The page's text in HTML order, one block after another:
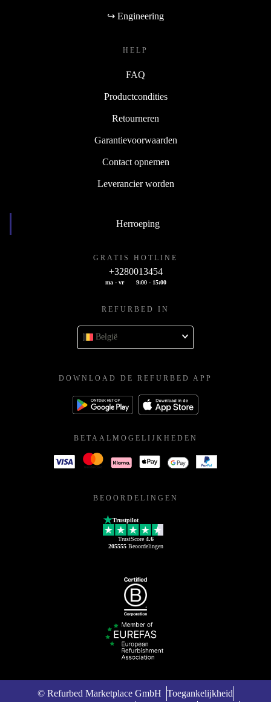
↪ Engineering
HELP
FAQ
Productcondities
Retourneren
Garantievoorwaarden
Contact opnemen
Leverancier worden
Herroeping
GRATIS HOTLINE
+3280013454
ma - vr 9:00 - 15:00
REFURBED IN
België
DOWNLOAD DE REFURBED APP
BETAALMOGELIJKHEDEN
BEOORDELINGEN
Trustpilot
TrustScore 4.6
205555Beoordelingen
© Refurbed Marketplace GmbH Toegankelijkheid